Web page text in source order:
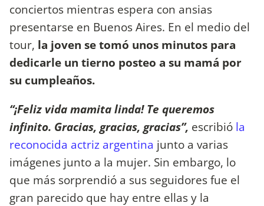
conciertos mientras espera con ansias
presentarse en Buenos Aires. En el medio del
tour, la joven se tomó unos minutos para
dedicarle un tierno posteo a su mamá por
su cumpleaños.
“¡Feliz vida mamita linda! Te queremos
infinito. Gracias, gracias, gracias”, escribió la
reconocida actriz argentina junto a varias
imágenes junto a la mujer. Sin embargo, lo
que más sorprendió a sus seguidores fue el
gran parecido que hay entre ellas y la